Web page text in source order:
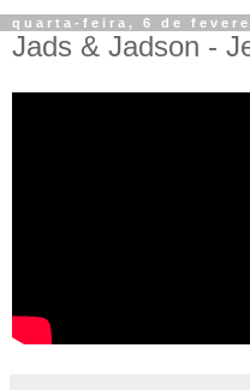
quarta-feira, 6 de
Jads & Jadson -